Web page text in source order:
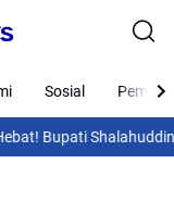
Sosial
Bupati Shalahuddin